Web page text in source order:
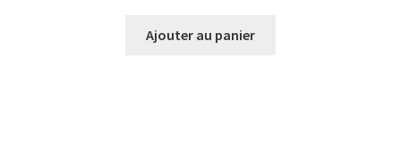
Ajouter au panier